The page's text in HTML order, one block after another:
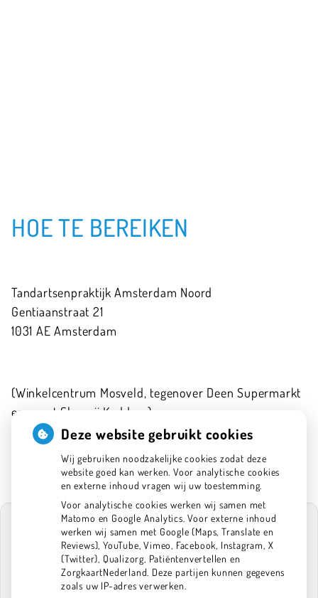
HOE TE BEREIKEN
Tandartsenpraktijk Amsterdam Noord
Gentiaanstraat21
1031 AE Amsterdam
(Winkelcentrum Mosveld, tegenover Deen Supermarkt
en naast Slagerij Kaddour)
020-6341575
info@tpan.nl
U heeft geen toestemming gegeven voor
externe inhoud
die nodig is om dit te
Deze website gebruikt cookies
Wij gebruiken noodzakelijke cookies zodat deze
website goed kan werken. Voor analytische cookies
en externe inhoud vragen wij uw toestemming.
Voor analytische cookies werken wij samen met
Matomo en Google Analytics. Voor externe inhoud
werken wij samen met Google (Maps, Translate en
Reviews), YouTube, Vimeo, Facebook, Instagram, X
(Twitter), Qualizorg, Patiëntenvertellen en
ZorgkaartNederland. Deze partijen kunnen gegevens
zoals uw IP-adres verwerken.